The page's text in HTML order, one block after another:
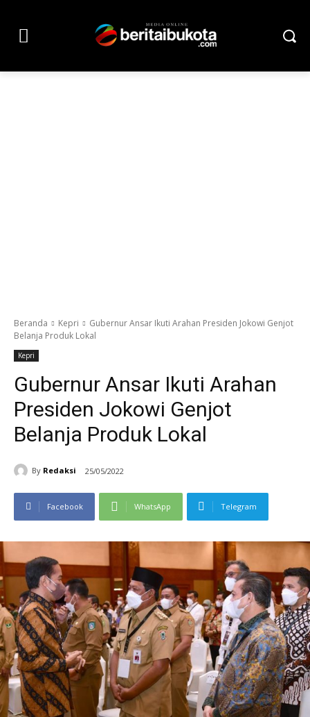
Beranda Kepri
Gubernur Ansar Ikuti Arahan Presiden Jokowi Genjot
Belanja Produk Lokal
Kepri
Gubernur Ansar Ikuti Arahan
Presiden Jokowi Genjot
Belanja Produk Lokal
By Redaksi 25/05/2022
Facebook WhatsApp Telegram